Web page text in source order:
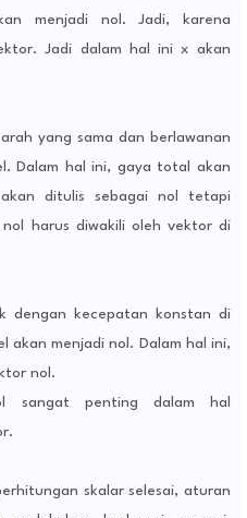
menjadi nol. Jadi, karena
Jadi dalam hal ini x akan
yang sama dan berlawanan
Dalam hal ini, gaya total akan
ditulis sebagai nol tetapi
harus diwakili oleh vektor di
dengan kecepatan konstan di
akan menjadi nol. Dalam hal ini,
nol.
sangat penting dalam hal
skalar selesai, aturan